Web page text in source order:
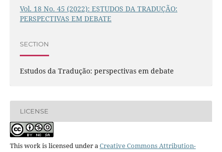
Vol. 18 No. 45 (2022): ESTUDOS DA TRADUÇÃO:
PERSPECTIVAS EM DEBATE
SECTION
Estudos da Tradução: perspectivas em debate
LICENSE
This work is licensed under aCreative Commons Attribution-